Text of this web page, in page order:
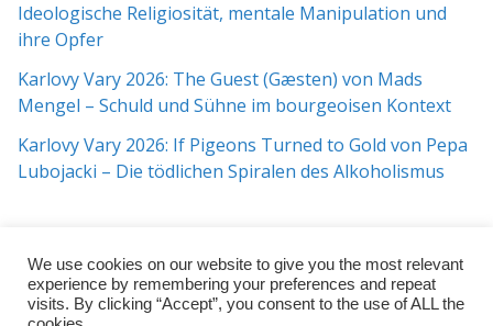
Ideologische Religiosität, mentale Manipulation und
ihre Opfer
Karlovy Vary 2026: The Guest (Gæsten) von Mads
Mengel – Schuld und Sühne im bourgeoisen Kontext
Karlovy Vary 2026: If Pigeons Turned to Gold von Pepa
Lubojacki – Die tödlichen Spiralen des Alkoholismus
We use cookies on our website to give you the most relevant
experience by remembering your preferences and repeat
visits. By clicking “Accept”, you consent to the use of ALL the